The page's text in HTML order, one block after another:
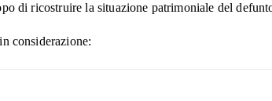
di ricostruire la situazione patrimoniale del
considerazione: